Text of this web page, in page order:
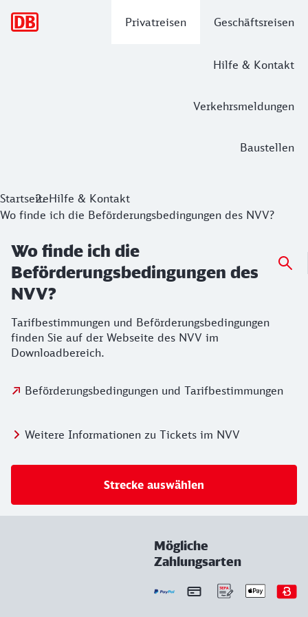
Privatreisen Geschäftsreisen
Hilfe & Kontakt
Verkehrsmeldungen
Baustellen
StartseiteHilfe & Kontakt
Wo finde ich die Beförderungsbedingungen des NVV?
Wo finde ich die
Beförderungsbedingungen des
NVV?
Tarifbestimmungen und Beförderungsbedingungen
finden Sie auf der Webseite des NVV im
Downloadbereich.
Beförderungsbedingungen und Tarifbestimmungen
Weitere Informationen zu Tickets im NVV
Strecke auswählen
Mögliche
Zahlungsarten